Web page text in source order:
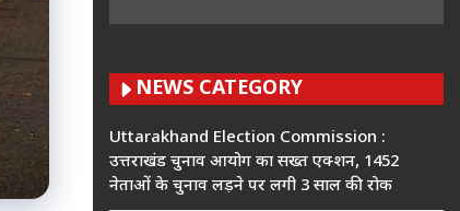
NEWS CATEGORY
Uttarakhand Election Commission :
उत्तराखंड चुनाव आयोग का सख्त एक्शन, 1452
नेताओं के चुनाव लड़ने पर लगी 3 साल की रोक